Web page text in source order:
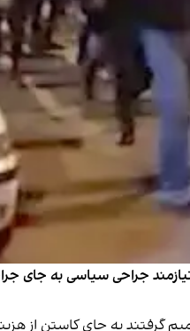
نیازمند جراحی سیاسی به
گرفتند به جای کاستن از